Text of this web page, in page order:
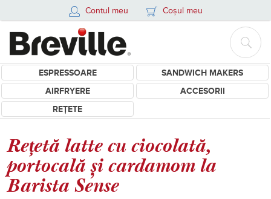
Contul meu Coșul meu
ESPRESSOARE
SANDWICH MAKERS
AIRFRYERE
ACCESORII
REȚETE
Rețetă latte cu ciocolată,
portocală și cardamom la
Barista Sense